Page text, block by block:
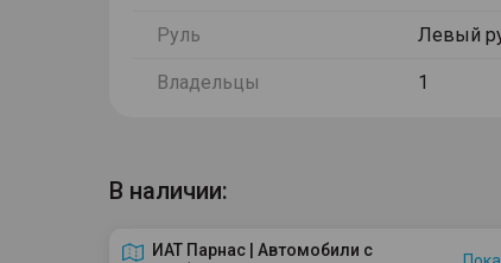
Руль Левый
Владельцы 1
В наличии:
ИАТ Парнас | Автомобили с